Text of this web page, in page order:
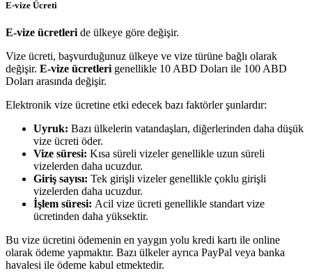
E-vize Ücreti
E-vize ücretleri de ülkeye göre değişir.
Vize ücreti, başvurduğunuz ülkeye ve vize türüne bağlı olarak
değişir. E-vize ücretleri genellikle 10 ABD Doları ile 100 ABD
Doları arasında değişir.
Elektronik vize ücretine etki edecek bazı faktörler şunlardır:
Uyruk: Bazı ülkelerin vatandaşları, diğerlerinden daha düşük
vize ücreti öder.
Vize süresi: Kısa süreli vizeler genellikle uzun süreli
vizelerden daha ucuzdur.
Giriş sayısı: Tek girişli vizeler genellikle çoklu girişli
vizelerden daha ucuzdur.
İşlem süresi: Acil vize ücreti genellikle standart vize
ücretinden daha yüksektir.
Bu vize ücretini ödemenin en yaygın yolu kredi kartı ile online
olarak ödeme yapmaktır. Bazı ülkeler ayrıca PayPal veya banka
havalesi ile ödeme kabul etmektedir.